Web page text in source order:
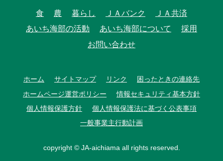
食 農 暮らし ＪＡバンク
ＪＡ共済
あいち海部の活動
あいち海部について
採用
お問い合わせ
ホーム サイトマップ リンク
困ったときの連絡先
ホームページ運営ポリシー
情報セキュリティ基本方針
個人情報保護方針
個人情報保護法に基づく公表事項
一般事業主行動計画
copyright © JA-aichiama all rights reserved.